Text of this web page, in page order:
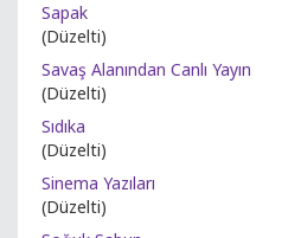
Sapak
(Düzelti)
Savaş Alanından Canlı Yayın
(Düzelti)
Sıdıka
(Düzelti)
Sinema Yazıları
(Düzelti)